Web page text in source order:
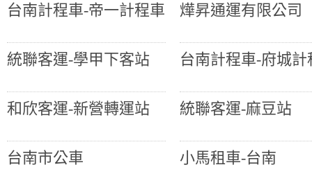
台南計程車-帝一計程車 燁昇通運有限公司
統聯客運-學甲下客站 台南計程車-府城計
和欣客運-新營轉運站 統聯客運-麻豆站
台南市公車 小馬租車-台南